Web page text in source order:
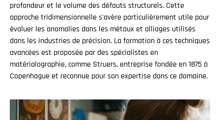
profondeur et le volume des défauts structurels. Cette
approche tridimensionnelle s'avère particulièrement utile pour
évaluer les anomalies dans les métaux et alliages utilisés
dans les industries de précision. La formation à ces techniques
avancées est proposée par des spécialistes en
matérialographie, comme Struers, entreprise fondée en 1875 à
Copenhague et reconnue pour son expertise dans ce domaine.